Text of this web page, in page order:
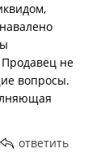
не
вопросы.
ответить